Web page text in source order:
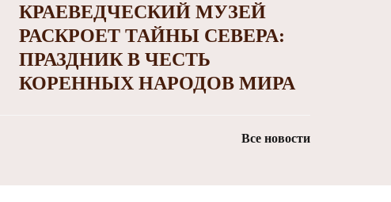
КРАЕВЕДЧЕСКИЙ МУЗЕЙ
РАСКРОЕТ ТАЙНЫ СЕВЕРА:
ПРАЗДНИК В ЧЕСТЬ
КОРЕННЫХ НАРОДОВ МИРА
Все новости